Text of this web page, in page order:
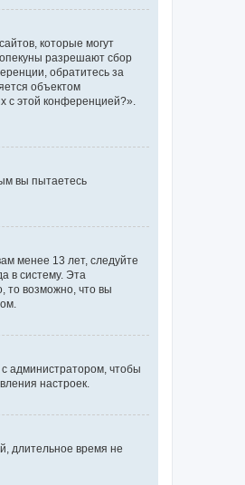
которые могут
разрешают сбор
обратитесь за
объектом
с этой конференцией?».
вы пытаетесь
менее 13 лет, следуйте
в систему. Эта
то возможно, что вы
администратором, чтобы
настроек.
длительное время не